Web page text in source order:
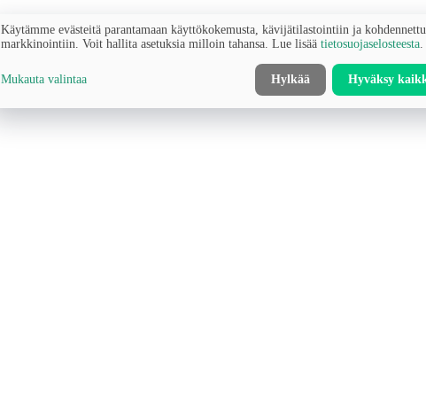
Käytämme evästeitä parantamaan käyttökokemusta, kävijätilastointiin ja
markkinointiin. Voit hallita asetuksia milloin tahansa. Lue lisää tietosuojaselosteesta
Mukauta valintaa Hylkää Hyväksy